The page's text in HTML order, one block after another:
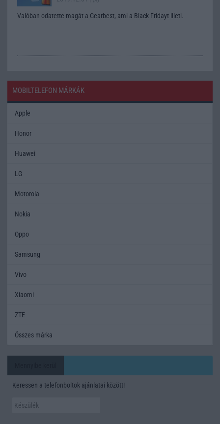
Valóban odatette magát a Gearbest, ami a Black Fridayt illeti.
MOBILTELEFON MÁRKÁK
Apple
Honor
Huawei
LG
Motorola
Nokia
Oppo
Samsung
Vivo
Xiaomi
ZTE
Összes márka
Keressen a telefonboltok ajánlatai között!